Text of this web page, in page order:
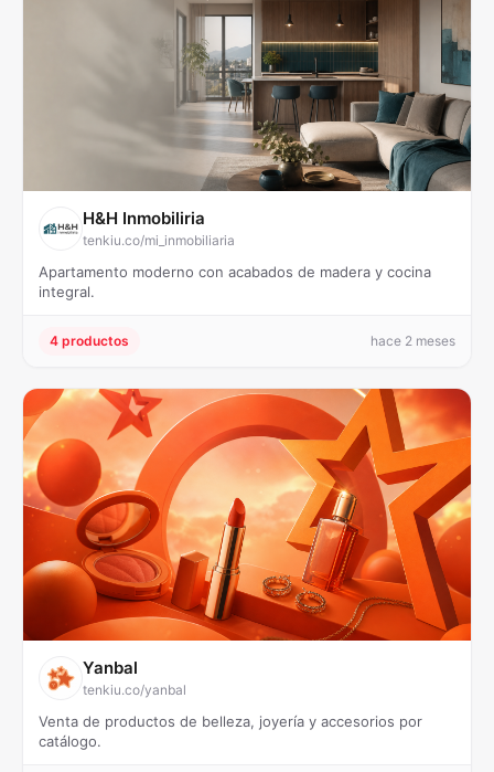
H&H Inmobiliria
tenkiu.co/mi_inmobiliaria
Apartamento moderno con acabados de madera y cocina
integral.
4 productos hace 2 meses
Yanbal
tenkiu.co/yanbal
Venta de productos de belleza, joyería y accesorios por
catálogo.